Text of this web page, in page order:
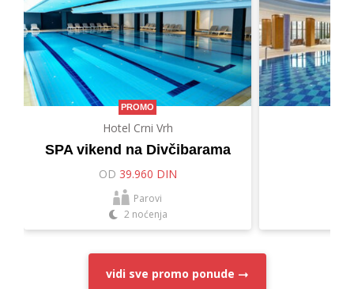
PROMO
Hotel Crni Vrh
SPA vikend na Divčibarama
OD 39.960 DIN
Parovi
2 noćenja
vidi sve promo ponude